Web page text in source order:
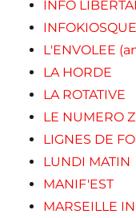
INFO
L'ENVOLEE
LA HORDE
LA ROTATIVE
LE NUMERO
LIGNES DE
LUNDI MATIN
MANIF'EST
MARSEILLE